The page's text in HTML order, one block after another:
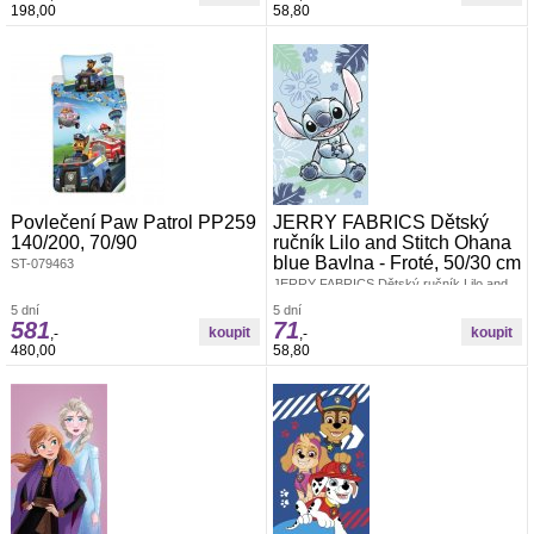
198,00
58,80
Povlečení Paw Patrol PP259
140/200, 70/90
ST-079463
5 dní
581,-
480,00
JERRY FABRICS Dětský
ručník Lilo and Stitch Ohana
blue Bavlna - Froté, 50/30 cm
JERRY FABRICS Dětský ručník Lilo and
Bavlna - Froté Rozměr: 1x 50/30 cm
Dětský ručníček v rozměru 50x30 cm.
Šikovný dětský ručník do koupelny, do
školky i na cesty
5 dní
71,-
58,80